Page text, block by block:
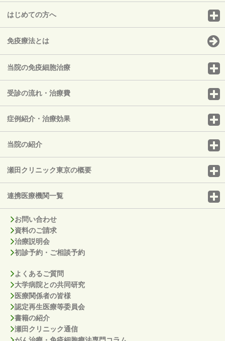
はじめての方へ
免疫療法とは
当院の免疫細胞治療
受診の流れ・治療費
症例紹介・治療効果
当院の紹介
瀬田クリニック東京の概要
連携医療機関一覧
お問い合わせ
資料のご請求
治療説明会
初診予約・ご相談予約
よくあるご質問
大学病院との共同研究
医療関係者の皆様
認定再生医療等委員会
書籍の紹介
瀬田クリニック通信